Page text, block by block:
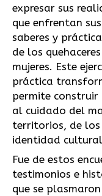
expresar sus
que enfrentan
saberes y
de los
mujeres. Este
práctica
permite construir
al cuidado del
territorios, de los
identidad
Fue de estos
testimonios e
que se